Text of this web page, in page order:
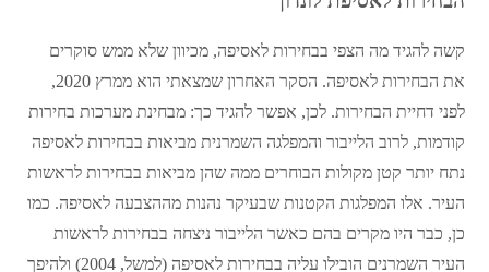
קשה להגיד מה הצפי בבחירות לאסיפה, מכיוון שלא ממש סוקרים
את הבחירות לאסיפה. הסקר האחרון שמצאתי הוא ממרץ 2020,
לפני דחיית הבחירות. לכן, אפשר להגיד כך: מבחינת מערכות בחירות
קודמות, לרוב הלייבור והמפלגה השמרנית מביאות בבחירות לאסיפה
נתח יותר קטן מקולות הבוחרים ממה שהן מביאות בבחירות לראשות
העיר. אלו המפלגות הקטנות שבעיקר נהנות מההצבעה לאסיפה. כמו
כן, כבר היו מקרים בהם כאשר הלייבור ניצחה בבחירות לראשות
העיר השמרנים הובילו עליה בבחירות לאסיפה (למשל, 2004) ולהיפך